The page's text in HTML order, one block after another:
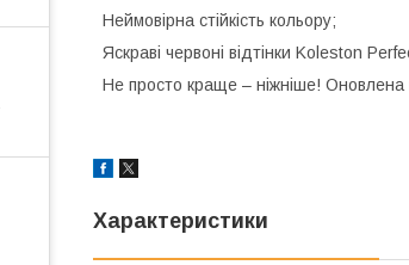
Неймовірна стійкість кольору;
Яскраві червоні відтінки Koleston
Не просто краще – ніжніше!
Характеристики